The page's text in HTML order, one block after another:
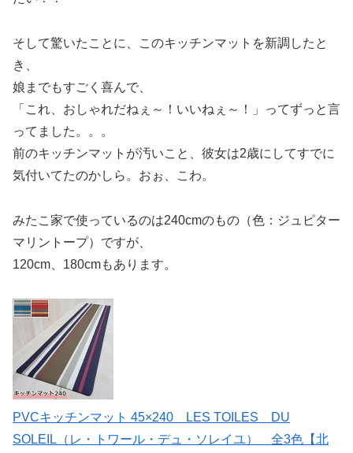
そして驚いたことに、このキッチンマットを新調したと
き、
娘までもすごく喜んで、
「これ、おしゃれだねぇ～！いいねぇ～！」ってずっと言
ってました。。。
前のキッチンマットが汚いこと、彼女は2歳にしてすでに
気付いてたのかしら。おぉ、こわ。
みたこ家で使っているのは240cmのもの（色：ジュピター
マリントープ）ですが、
120cm、180cmもあります。
PVCキッチンマット 45×240 LES TOILES DU
SOLEIL（レ・トワール・デュ・ソレイユ） 全3色【北